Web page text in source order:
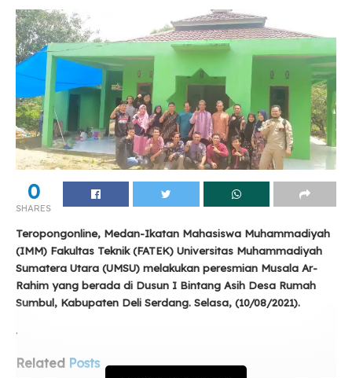
0
SHARES
Teropongonline, Medan-Ikatan Mahasiswa Muhammadiyah
(IMM) Fakultas Teknik (FATEK) Universitas Muhammadiyah
Sumatera Utara (UMSU) melakukan peresmian Musala Ar-
Rahim yang berada di Dusun I Bintang Asih Desa Rumah
Sumbul, Kabupaten Deli Serdang. Selasa, (10/08/2021).
.
Related Posts